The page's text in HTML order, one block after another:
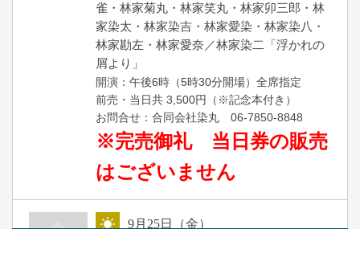
雀・林家菊丸・林家笑丸・林家卯三郎・林
家染太・林家染吉・林家愛染・林家染八・
林家勘左・林家愛奈／林家染二「浮かれの
屑より」
開演：午後6時（5時30分開場）全席指定
前売・当日共 3,500円（※記念本付き）
お問合せ：合同会社染丸 06-7850-8848
※完売御礼 当日券の販売
はございません
9月 25日（金）